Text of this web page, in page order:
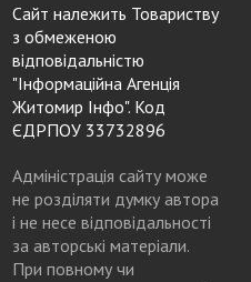
Сайт належить Товариству
з обмеженою
відповідальністю
"Інформаційна Агенція
Житомир Інфо". Код
ЄДРПОУ 33732896
Адміністрація сайту може
не розділяти думку автора
і не несе відповідальності
за авторські матеріали.
При повному чи